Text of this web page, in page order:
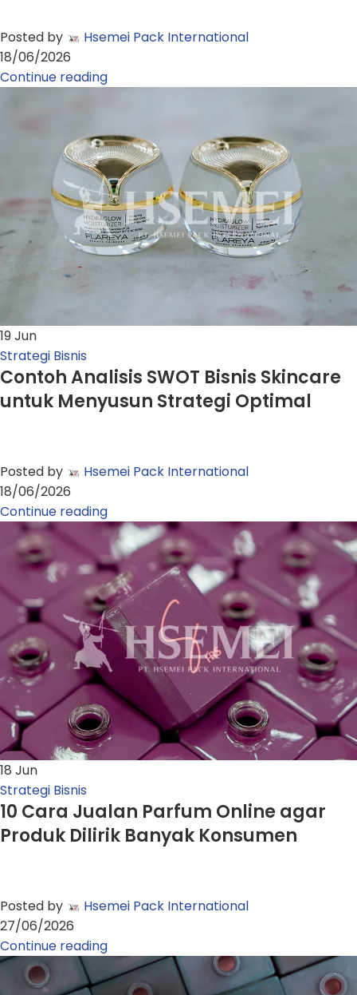
Posted by
Hsemei Pack International
18/06/2026
Continue reading
19Jun
Strategi Bisnis
Contoh Analisis SWOT Bisnis Skincare
untuk Menyusun Strategi Optimal
Posted by
Hsemei Pack International
18/06/2026
Continue reading
18 Jun
Strategi Bisnis
10 Cara Jualan Parfum Online agar
Produk Dilirik Banyak Konsumen
Posted by
Hsemei Pack International
27/06/2026
Continue reading